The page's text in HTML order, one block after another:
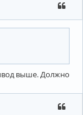
выше. Должно